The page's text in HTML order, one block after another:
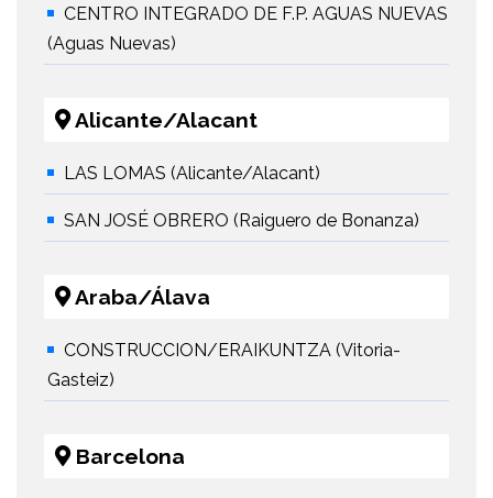
CENTRO INTEGRADO DE F.P. AGUAS NUEVAS
(Aguas Nuevas)
Alicante/Alacant
LAS LOMAS (Alicante/Alacant)
SAN JOSÉ OBRERO (Raiguero de Bonanza)
Araba/Álava
CONSTRUCCION/ERAIKUNTZA (Vitoria-
Gasteiz)
Barcelona